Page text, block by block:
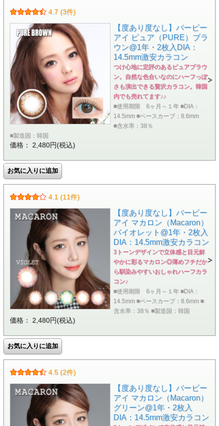
4.7 (3件)
【度あり度なし】バービー
アイ ピュア（PURE）ブラ
ウン@1年・2枚入DIA：
14.5mm激安カラコン
つけ心地に定評のあるピュアブラウ
ン。自然な色合いなのにハーフっぽ
さも演出できる贅沢カラコン。韓国
内でも売れてます♪♪
■使用期限 6ヶ月～１年 ■DIA：
14.5mm ■ベースカーブ：8.6mm
■含水率：38％
■製造国：韓国
価格： 2,480円(税込)
4.1 (11件)
【度あり度なし】バービー
アイ マカロン（Macaron）
バイオレット@1年・2枚入
DIA：14.5mm激安カラコン
3トーンデザインで立体感と目元鮮
やかに彩るマカロン◎薄めフチだか
ら馴染みやすいおしゃれハーフカラ
コン♪
■使用期限 6ヶ月～１年 ■DIA：
14.5mm ■ベースカーブ：8.6mm ■
含水率：38％ ■製造国：韓国
価格： 2,480円(税込)
4.5 (2件)
【度あり度なし】バービー
アイ マカロン（Macaron）
グリーン@1年・2枚入
DIA：14.5mm激安カラコン